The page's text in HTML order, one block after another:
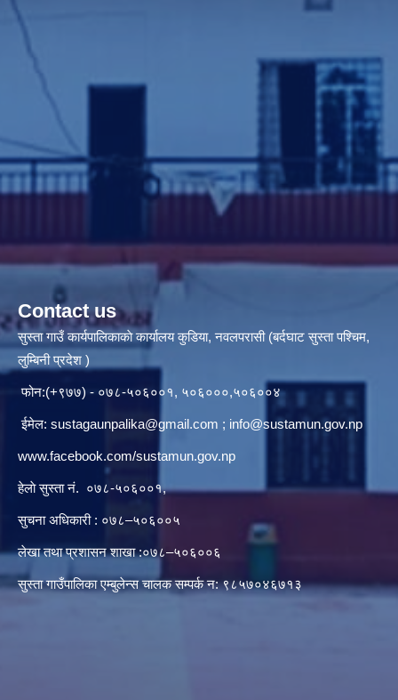
Contact us
सुस्ता गाउँ कार्यपालिकाकाे कार्यालय कुडिया, नवलपरासी (बर्दघाट सुस्ता पश्चिम,
लुम्बिनी प्रदेश )
फोन:(+९७७) - ०७८-५०६००१, ५०६०००,५०६००४
ईमेल: sustagaunpalika@gmail.com ; info@sustamun.gov.np
www.facebook.com/sustamun.gov.np
हेलाे सुस्ता नं. ०७८-५०६००१,
सुचना अधिकारी : ०७८–५०६००५
लेखा तथा प्रशासन शाखा :०७८–५०६००६
सुस्ता गाउँपालिका एम्बुलेन्स चालक सम्पर्क न‌‍: ९८५७०४६७१३